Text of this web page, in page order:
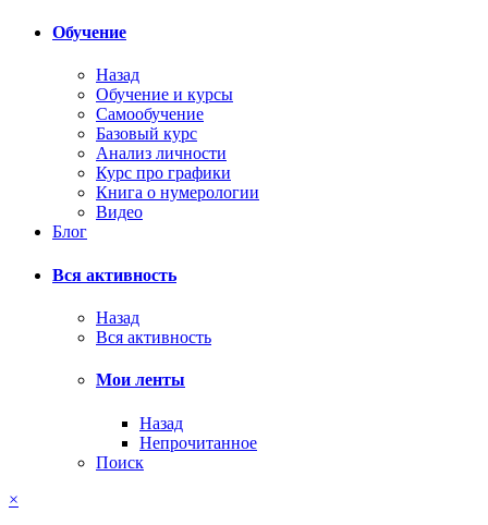
Обучение
Назад
Обучение и курсы
Самообучение
Базовый курс
Анализ личности
Курс про графики
Книга о нумерологии
Видео
Блог
Вся активность
Назад
Вся активность
Мои ленты
Назад
Непрочитанное
Поиск
×